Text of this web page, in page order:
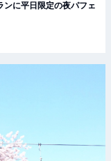
ンに平日限定の夜パフェ